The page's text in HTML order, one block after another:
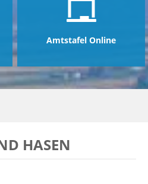
Amtstafel Online
HASEN